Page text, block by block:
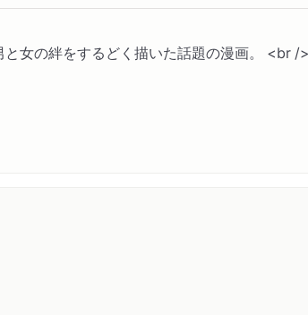
女の絆をするどく描いた話題の漫画。 <br />